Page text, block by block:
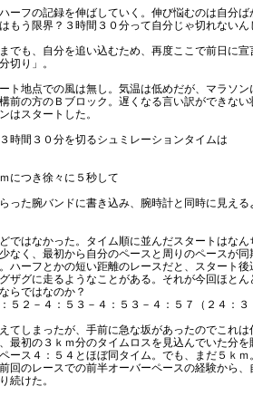
ーフの記録を伸ばしていく。伸び悩むのは自分ば
もう限界？３時間３０分って自分じゃ切れないん
でも、自分を追い込むため、再度ここで前日に宣
切り」。
ト地点での風は無し。気温は低めだが、マラソン
前の方のＢブロック。遅くなる言い訳ができない
はスタートした。
時間３０分を切るシュミレーションタイムは
につき徐々に５秒して
った腕バンドに書き込み、腕時計と同時に見える
ではなかった。タイム順に並んだスタートはなん
なく、最初から自分のペースと周りのペースが同
ハーフとかの短い距離のレースだと、スタート後
ザグに走るようなことがある。それが今回ほとん
らではなのか？
５２－４：５３－４：５３－４：５７（２４：３
てしまったが、手前に急な坂があったのでこれは
最初の３ｋｍ分のタイムロスを見込んでいた分を
ース４：５４とほぼ同タイム。でも、まだ５ｋｍ
回のレースでの前半オーバーペースの経験から、
続けた。